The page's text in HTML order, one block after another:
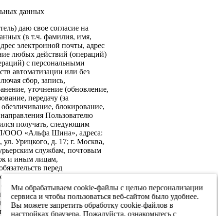
данных
даю свое согласие на
(в т.ч. фамилия, имя,
электронной почты, адрес
любых действий (операций)
с персональными
автоматизации или без
сбор, запись,
уточнение (обновление,
передачу (за
блокирование,
Пользователю
получать, следующим
ООО «Альфа Шина», адреса:
Урицкого, д. 17; г. Москва,
службам, почтовым
и иным лицам,
перед
на передачу в
информационной
данных третьим
реализации целей,
Настоящее согласие
Мы обрабатываем cookie-файлы с целью персонализации
сервиса и чтобы пользоваться веб-сайтом было удобнее.
Вы можете запретить обработку cookie-файлов в
настройках браузера. Пожалуйста, ознакомьтесь с